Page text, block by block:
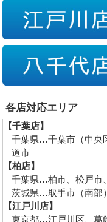
各店対応エリア
【千葉店】
千葉県…千葉市（中央
道市
【柏店】
千葉県…柏市、松戸市
茨城県…取手市（南部
【江戸川店】
東京都…江戸川区、葛